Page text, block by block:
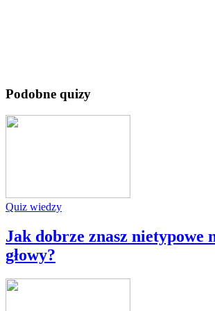
Podobne quizy
Quiz wiedzy
Jak dobrze znasz nietypowe
głowy?